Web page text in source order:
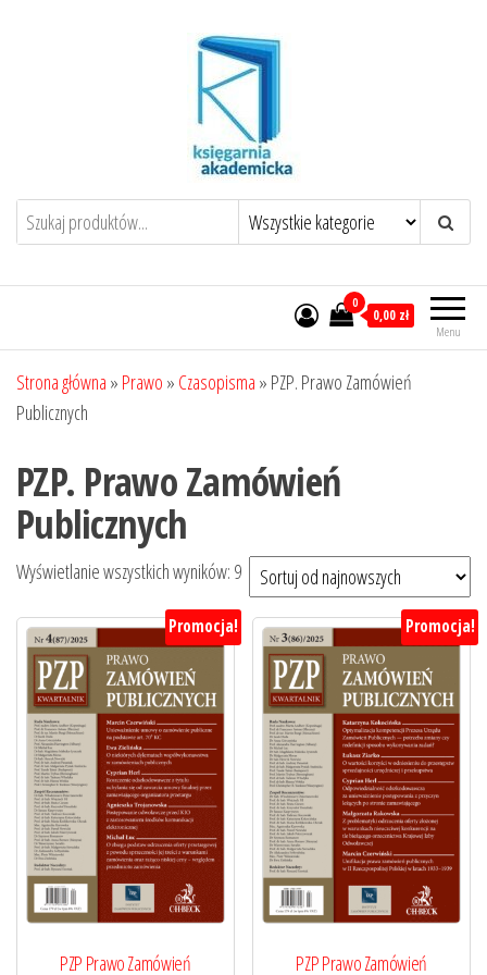
Menu
0
0,00 zł
Strona główna » Prawo » Czasopisma » PZP. Prawo Zamówień
Publicznych
PZP. Prawo Zamówień
Publicznych
Wyświetlanie wszystkich wyników: 9Posortowane
według
najnowszych
Promocja!
PZP Prawo Zamówień
Promocja!
PZP Prawo Zamówień